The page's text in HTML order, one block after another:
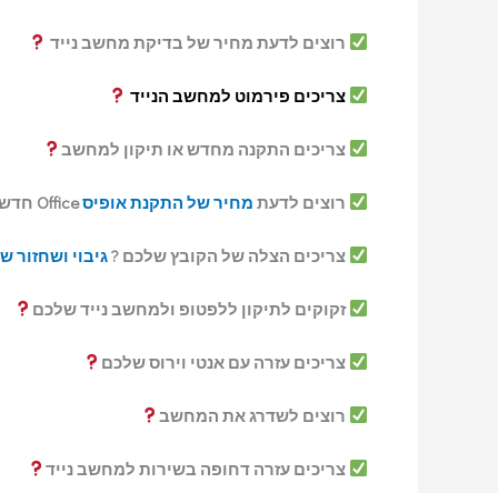
רוצים לדעת מחיר של בדיקת מחשב נייד
צריכים פירמוט למחשב הנייד
צריכים התקנה מחדש או תיקון למחשב
רוצים לדעת מחיר של התקנת אופיסOffice חדש במחשב
צריכים הצלה של הקובץ שלכם ?גיבוי ושחזור
זקוקים לתיקון ללפטופ ולמחשב נייד שלכם
צריכים עזרה עם אנטי וירוס שלכם
רוצים לשדרג את המחשב
צריכים עזרה דחופה בשירות למחשב נייד